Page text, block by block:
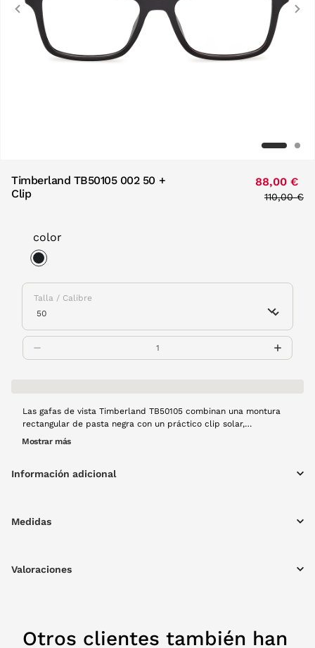
Previous
Timberland TB50105 002 50 +
Clip
88,00 €
Price
110,00 €
color
Talla / Calibre
Las gafas de vista Timberland TB50105 combinan una montura
rectangular de pasta negra con un práctico clip solar,
permitiendo convertirla en una gafa de sol con un solo gesto. Su
estilo con un toque sofisticado.
Mostrar más
Información adicional
Medidas
Valoraciones
Otros clientes también han